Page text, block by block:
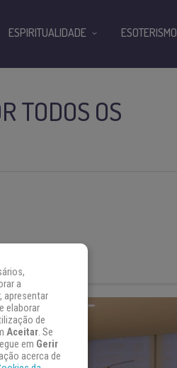
TODOS OS
ESPIRITUALIDADE ESOTERISMO
a
apresentar
elaborar
de
Aceitar. Se
em Gerir
acerca de